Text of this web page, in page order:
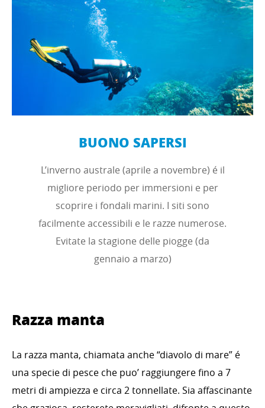
BUONO SAPERSI
L’inverno australe (aprile a novembre) é il
migliore periodo per immersioni e per
scoprire i fondali marini. I siti sono
facilmente accessibili e le razze numerose.
Evitate la stagione delle piogge (da
gennaio a marzo)
Razza manta
La razza manta, chiamata anche “diavolo di mare” é
una specie di pesce che puo’ raggiungere fino a 7
metri di ampiezza e circa 2 tonnellate. Sia affascinante